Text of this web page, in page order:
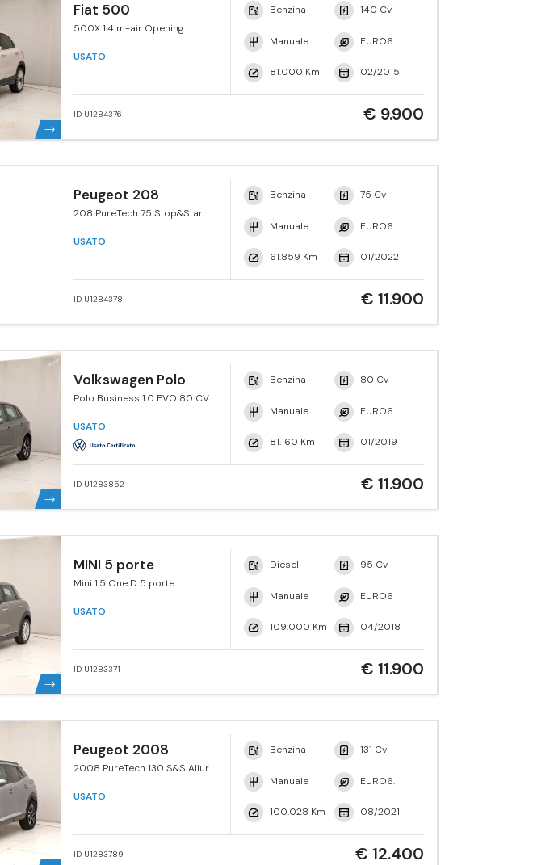
Fiat 500
500X 1.4 m-air Opening
USATO
Benzina 140 Cv
Manuale EURO6
81.000 Km 02/2015
ID U1284376 € 9.900
Peugeot 208
208 PureTech 75 Stop&Start 5
USATO
Benzina 75 Cv
Manuale EURO6.
61.859 Km 01/2022
ID U1284378 € 11.900
Volkswagen Polo
Polo Business 1.0 EVO 80 CV
Tech.
USATO
Benzina 80 Cv
Manuale EURO6.
81.160 Km 01/2019
ID U1283852 € 11.900
MINI 5 porte
Mini 1.5 One D 5 porte
USATO
Diesel 95 Cv
Manuale EURO6
109.000 Km 04/2018
ID U1283371 € 11.900
Peugeot 2008
2008 PureTech 130 S&S Allure
USATO
Benzina 131 Cv
Manuale EURO6.
100.028 Km 08/2021
ID U1283789 € 12.400